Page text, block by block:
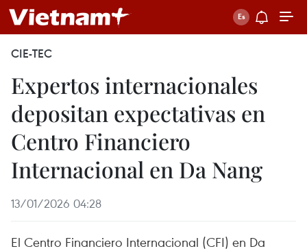
CIE-TEC
Expertos internacionales
depositan expectativas en
Centro Financiero
Internacional en Da Nang
13/01/2026 04:28
El Centro Financiero Internacional (CFI) en Da